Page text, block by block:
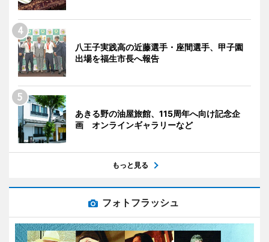
八王子実践高の近藤選手・座間選手、甲子園
出場を福生市長へ報告
あきる野の油屋旅館、115周年へ向け記念企
画 オンラインギャラリーなど
もっと見る
フォトフラッシュ